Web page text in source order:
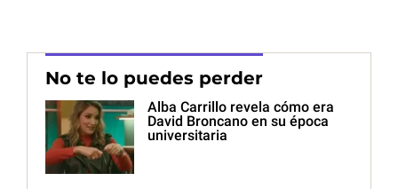
No te lo puedes perder
Alba Carrillo revela cómo era
David Broncano en su época
universitaria